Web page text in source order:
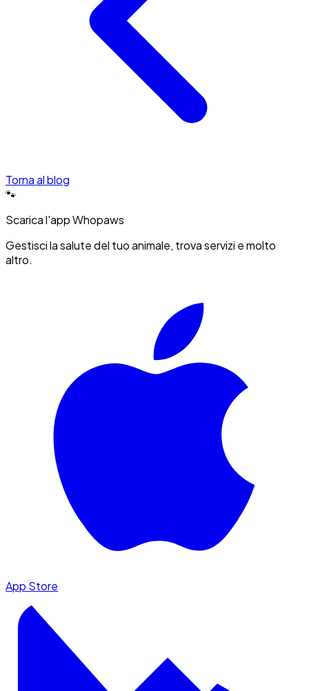
Torna al blog
🐾
Scarica l'app Whopaws
Gestisci la salute del tuo animale, trova servizi e molto
altro.
App Store